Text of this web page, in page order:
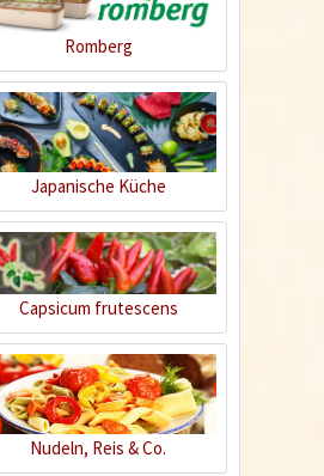
Fajitas & Hähnchen
mexikanisch
Inhalt0.105 Kilogramm(40,86 € * / 1 Kilogramm)
4,29 € *
Jetzt bestellen
Romberg
Japanische Küche
Capsicum frutescens
Nudeln, Reis & Co.